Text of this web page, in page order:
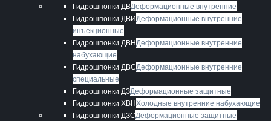
Гидрошпонки ДВДеформационные внутренние
Гидрошпонки ДВИДеформационные внутренние
инъекционные
Гидрошпонки ДВНДеформационные внутренние
набухающие
Гидрошпонки ДВСДеформационные внутренние
специальные
Гидрошпонки ДЗДеформационные защитные
Гидрошпонки ХВНХолодные внутренние набухающие
Гидрошпонки ДЗСДеформационные защитные